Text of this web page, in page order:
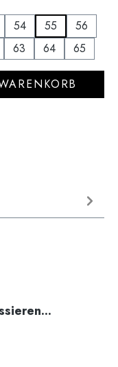
54 55
56
63 64 65